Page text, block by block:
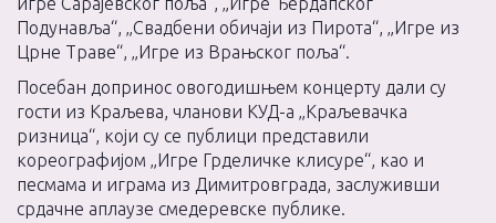
Подунавља“, „Свадбени обичаји из Пирота“, „Игре из
Црне Траве“, „Игре из Врањског поља“.
Посебан допринос овогодишњем концерту дали су
гости из Краљева, чланови КУД-а „Краљевачка
ризница“, који су се публици представили
кореографијом „Игре Грделичке клисуре“, као и
песмама и играма из Димитровграда, заслуживши
срдачне аплаузе смедеревске публике.